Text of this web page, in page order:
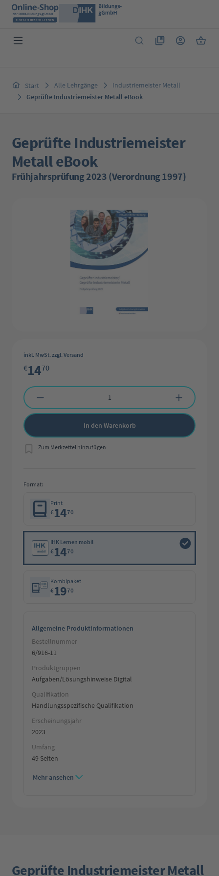
Zum Hauptinhalt springen
Du hast 0 Produkte
Start Alle Lehrgänge
Industriemeister Metall
Geprüfte Industriemeister Metall eBook
Geprüfte Industriemeister
Metall eBook
Frühjahrsprüfung 2023 (Verordnung 1997)
inkl. MwSt. zzgl. Versand
€1470
Produkt Anzahl: Gib den gewünschten Wert ein oder benutze die
In den Warenkorb
Zum Merkzettel hinzufügen
Format:
Print
€1470
IHK Lernen mobil
€1470
Kombipaket
€1970
Allgemeine Produktinformationen
Bestellnummer
6/916-11
Produktgruppen
Aufgaben/Lösungshinweise Digital
Qualifikation
Handlungsspezifische Qualifikation
Erscheinungsjahr
2023
Umfang
49 Seiten
Mehr ansehen
Geprüfte Industriemeister Metall